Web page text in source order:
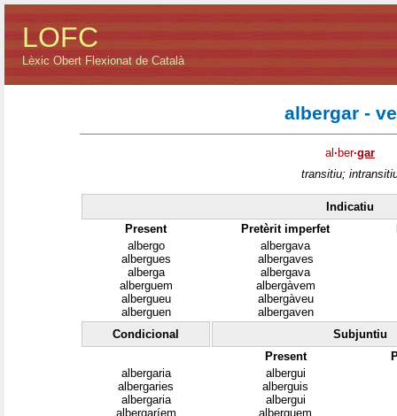
LOFC
Lèxic Obert Flexionat de Català
albergar -
al· ber·gar
transitiu;
Indicatiu
Present
Pretèrit imperfet
albergo
albergues
alberga
alberguem
albergueu
alberguen
albergava
albergaves
albergava
albergàvem
albergàveu
albergaven
Condicional
Subjuntiu
Present
albergaria
albergaries
albergaria
albergaríem
albergui
alberguis
albergui
alberguem